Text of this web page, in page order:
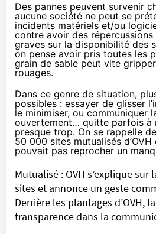
Des pannes peuvent survenir
aucune société ne peut se
incidents matériels et/ou
contre avoir des
graves sur la disponibilité des
on pense avoir pris toutes les
grain de sable peut vite gripper
rouages.
Dans ce genre de situation,
possibles : essayer de glisser
le minimiser, ou communiquer
ouvertement… quitte parfois à
presque trop. On se rappelle de
50 000 sites mutualisés d’OVH
pouvait pas reprocher un
Mutualisé : OVH s’explique sur
sites et annonce un geste
Derrière les plantages d’OVH,
transparence dans la